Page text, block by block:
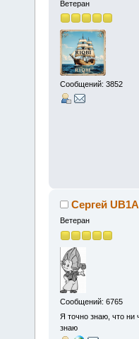
Ветеран
Сообщений: 3852
Сергей
Ветеран
Сообщений: 6765
Я точно знаю, что ни
знаю